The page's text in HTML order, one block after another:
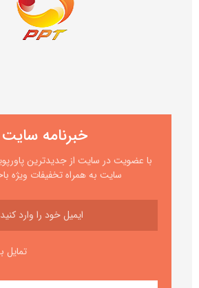
خبرنامه سایت
با عضویت در سایت از جدیدترین
سایت به همراه تخفیفات ویژه
تمایل